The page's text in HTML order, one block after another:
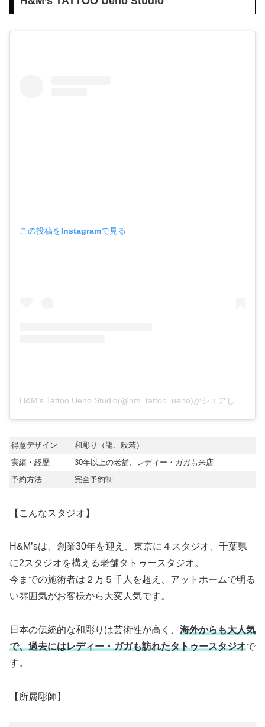
この投稿をInstagramで見る
得意デザイン
和彫り（龍、般若）
実績・経歴
30年以上の老舗、レディー・ガガも来店
予約方法
完全予約制
【こんなスタジオ】
H&M’sは、創業30年を迎え、東京に４スタジオ、千葉県
に2スタジオを構える老舗タトゥースタジオ。
今までの施術者は２万５千人を超え、アットホームで明る
い雰囲気がお客様から大変人気です。
日本の伝統的な和彫りは芸術性が高く、 海外からも大人気
で、過去にはレディー・ガガも訪れたタトゥースタジオで
す。
【所属彫師】